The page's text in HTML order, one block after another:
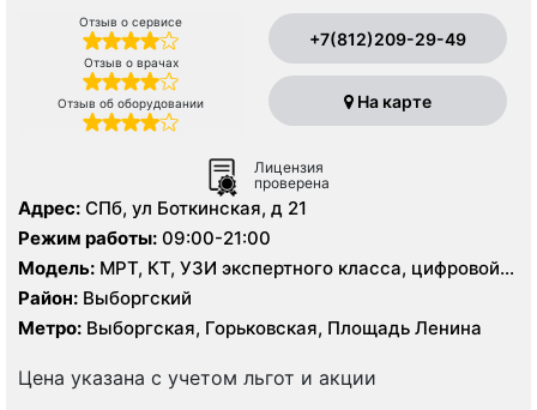
Отзыв о сервисе
Отзыв о врачах
Отзыв об оборудовании
+7(812)209-29-49
На карте
Лицензия
проверена
Адрес: СПб, ул Боткинская, д 21
Режим работы: 09:00-21:00
Модель: МРТ, КТ, УЗИ экспертного класса, цифровой
рентген
Район: Выборгский
Метро: Выборгская, Горьковская, Площадь Ленина
Цена указана с учетом льгот и акции